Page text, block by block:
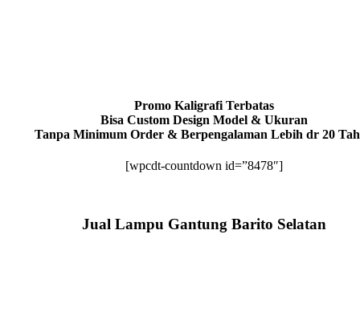
Promo Kaligrafi Terbatas
Bisa Custom Design Model & Ukuran
Tanpa Minimum Order & Berpengalaman Lebih dr 20
[wpcdt-countdown id=”8478″]
Jual Lampu Gantung Barito Selatan